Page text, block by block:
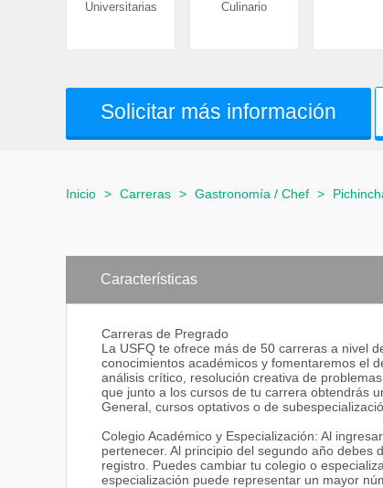
Universitarias
Culinario
Solicitar más información
Inicio > Carreras > Gastronomía / Chef >
Características
Carreras de Pregrado
La USFQ te ofrece más de 50 carreras a nivel
conocimientos académicos y fomentaremos el
análisis crítico, resolución creativa de
que junto a los cursos de tu carrera obtendrás
General, cursos optativos o de
Colegio Académico y Especialización: Al
pertenecer. Al principio del segundo año
registro. Puedes cambiar tu colegio o
especialización puede representar un mayor